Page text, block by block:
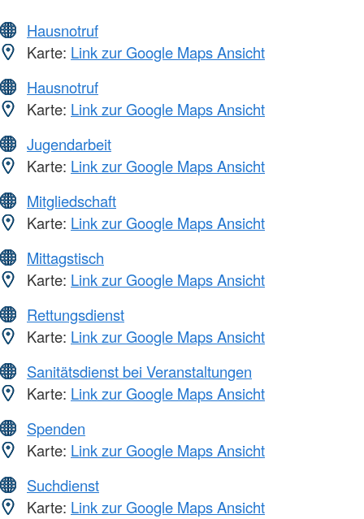
Hausnotruf
Karte: Link zur Google Maps Ansicht
Hausnotruf
Karte: Link zur Google Maps Ansicht
Jugendarbeit
Karte: Link zur Google Maps Ansicht
Mitgliedschaft
Karte: Link zur Google Maps Ansicht
Mittagstisch
Karte: Link zur Google Maps Ansicht
Rettungsdienst
Karte: Link zur Google Maps Ansicht
Sanitätsdienst bei Veranstaltungen
Karte: Link zur Google Maps Ansicht
Spenden
Karte: Link zur Google Maps Ansicht
Suchdienst
Karte: Link zur Google Maps Ansicht